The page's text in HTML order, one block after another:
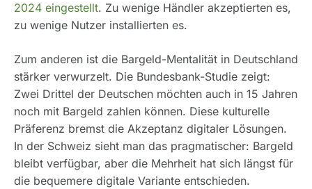
2024 eingestellt. Zu wenige Händler akzeptierten es,
zu wenige Nutzer installierten es.
Zum anderen ist die Bargeld-Mentalität in Deutschland
stärker verwurzelt. Die Bundesbank-Studie zeigt:
Zwei Drittel der Deutschen möchten auch in 15 Jahren
noch mit Bargeld zahlen können. Diese kulturelle
Präferenz bremst die Akzeptanz digitaler Lösungen.
In der Schweiz sieht man das pragmatischer: Bargeld
bleibt verfügbar, aber die Mehrheit hat sich längst für
die bequemere digitale Variante entschieden.